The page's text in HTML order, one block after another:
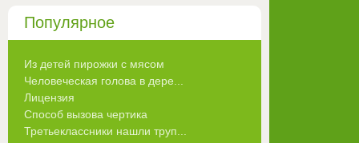
Популярное
Из детей пирожки с мясом
Человеческая голова в дере...
Лицензия
Способ вызова чертика
Третьеклассники нашли труп...